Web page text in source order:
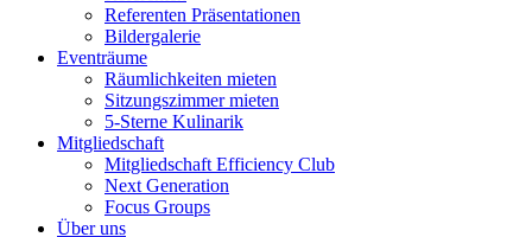
Referenten Präsentationen
Bildergalerie
Eventräume
Räumlichkeiten mieten
Sitzungszimmer mieten
5-Sterne Kulinarik
Mitgliedschaft
Mitgliedschaft Efficiency Club
Next Generation
Focus Groups
Über uns